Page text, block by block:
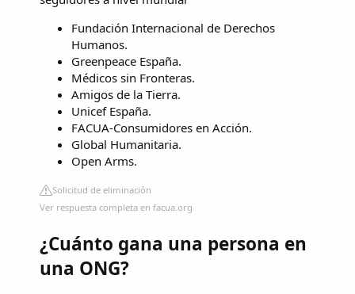
Fundación Internacional de Derechos
Humanos.
Greenpeace España.
Médicos sin Fronteras.
Amigos de la Tierra.
Unicef España.
FACUA-Consumidores en Acción.
Global Humanitaria.
Open Arms.
Solicitud de eliminación
Ver respuesta completa en facua.org
¿Cuánto gana una persona en
una ONG?